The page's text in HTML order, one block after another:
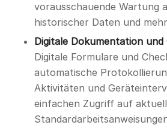
vorausschauende Wartung
historischer Daten und
Digitale Dokumentation und
Digitale Formulare und
automatische
Aktivitäten und
einfachen Zugriff auf